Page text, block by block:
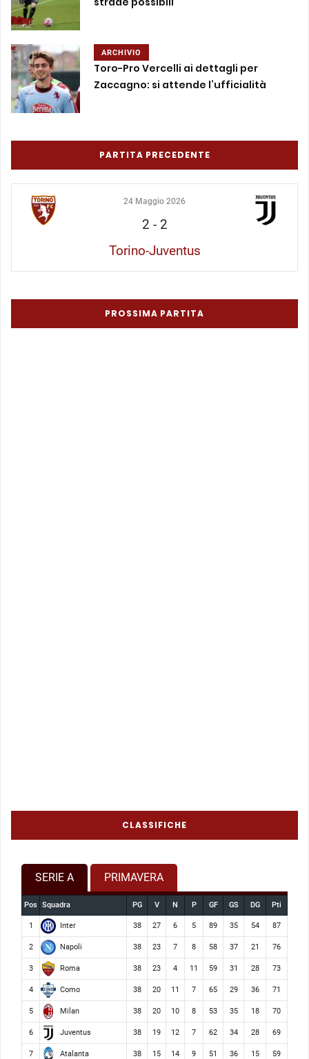
ARCHIVIO
Toro-Pro Vercelli ai dettagli per
Zaccagno: si attende l’ufficialità
PARTITA PRECEDENTE
24 Maggio 2026
2 - 2
Torino-Juventus
PROSSIMA PARTITA
CLASSIFICHE
SERIE A PRIMAVERA
Pos Squadra PG V N P GF GS DG Pti
1 Inter 38 27 6 5 89 35 54 87
2 Napoli 38 23 7 8 58 37 21 76
3 Roma 38 23 4 11 59 31 28 73
4 Como 38 20 11 7 65 29 36 71
5 Milan 38 20 10 8 53 35 18 70
6 Juventus 38 19 12 7 62 34 28 69
7 Atalanta 38 15 14 9 51 36 15 59